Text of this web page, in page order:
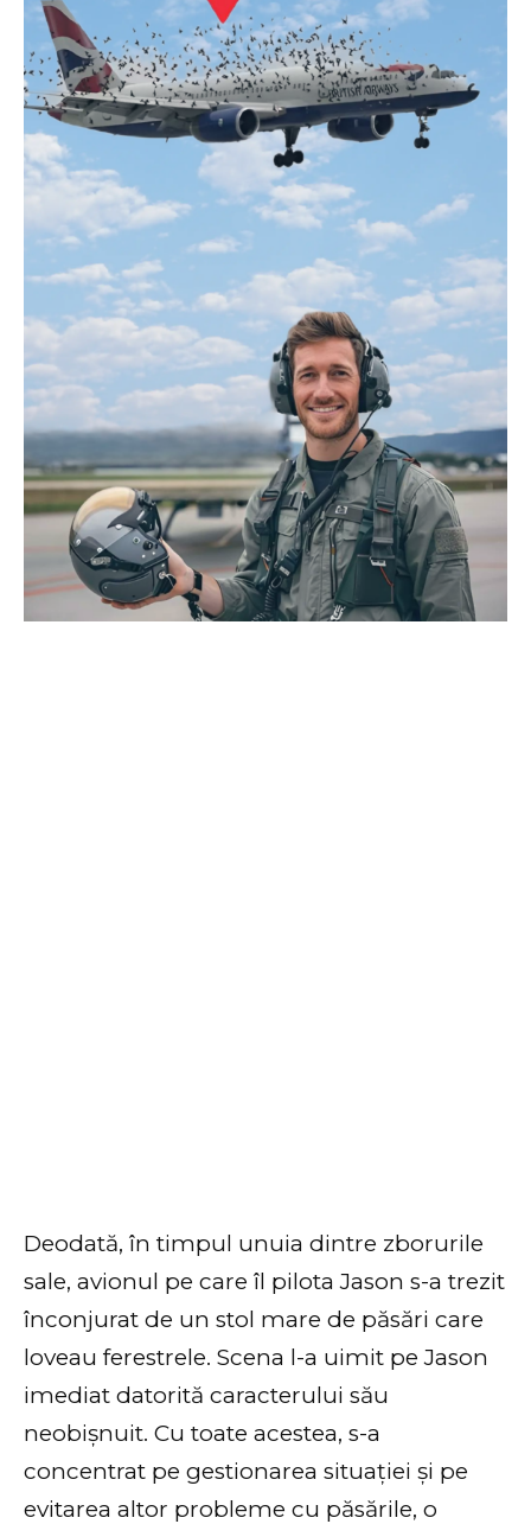
Deodată, în timpul unuia dintre zborurile
sale, avionul pe care îl pilota Jason s-a trezit
înconjurat de un stol mare de păsări care
loveau ferestrele. Scena l-a uimit pe Jason
imediat datorită caracterului său
neobișnuit. Cu toate acestea, s-a
concentrat pe gestionarea situației și pe
evitarea altor probleme cu păsările, o